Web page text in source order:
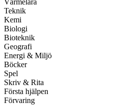
Värmelära
Teknik
Kemi
Biologi
Bioteknik
Geografi
Energi & Miljö
Böcker
Spel
Skriv & Rita
Första hjälpen
Förvaring